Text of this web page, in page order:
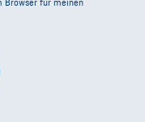
Browser für meinen